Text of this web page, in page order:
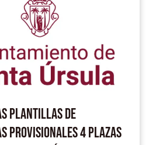
PLANTILLAS DE
PROVISIONALES 4 PLAZAS